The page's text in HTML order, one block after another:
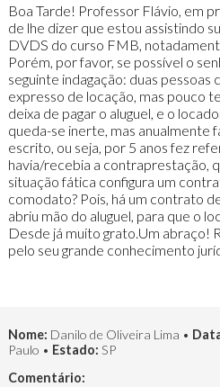
Boa Tarde! Professor Flávio, em
de lhe dizer que estou assistindo
DVDS do curso FMB,
Porém, por favor, se possível o
seguinte indagação: duas
expresso de locação, mas pouco
deixa de pagar o aluguel, e o
queda-se inerte, mas anualmente
escrito, ou seja, por 5 anos fez
havia/recebia a contraprestação,
situação fática configura um
comodato? Pois, há um contrato
abriu mão do aluguel, para que o
Desde já muito grato.Um abraço!
pelo seu grande conhecimento
Nome: Danilo de Oliveira Lima •
Paulo • Estado: SP
Comentário: